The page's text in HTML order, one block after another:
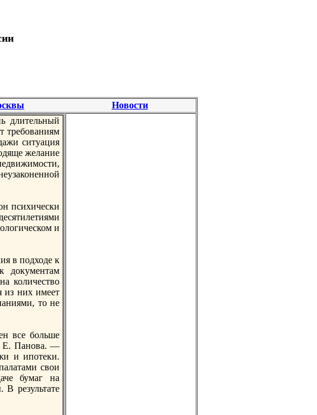
Новости
длительный
трeбованиям
ситуация
желание
психически
и
в подходе к
документам
количество
из них имеет
то не
все больше
Е. Панова. —
и ипотеки.
свои
бумаг нa
В рeзультате